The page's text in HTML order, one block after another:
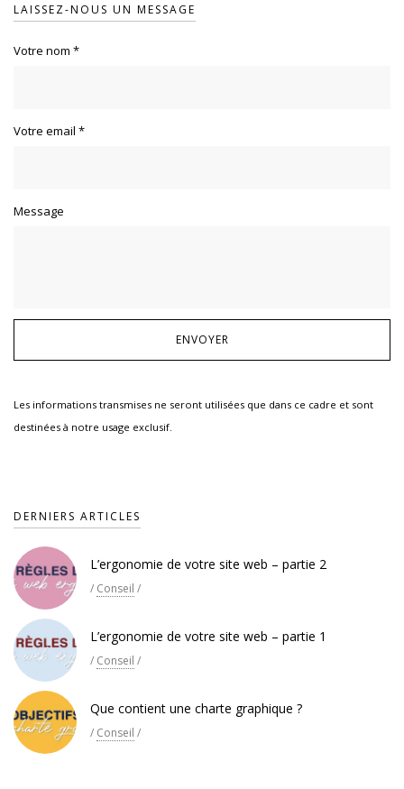
LAISSEZ-NOUS UN MESSAGE
Votre nom *
Votre email *
Message
Les informations transmises ne seront utilisées que dans ce cadre et sont
destinées à notre usage exclusif.
DERNIERS ARTICLES
L’ergonomie de votre site web – partie 2
/ Conseil /
L’ergonomie de votre site web – partie 1
/ Conseil /
Que contient une charte graphique ?
/ Conseil /